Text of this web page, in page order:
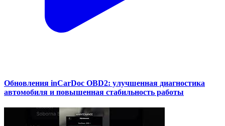
Обновления inCarDoc OBD2: улучшенная диагностика
автомобиля и повышенная стабильность работы